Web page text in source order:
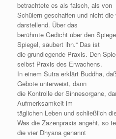
betrachtete es als falsch, als von
Schülern geschaffen und nicht
darstellend. Über das
berühmte Gedicht über den
Spiegel, säubert ihn.“ Das ist
die grundlegende Praxis. Den
selbst Praxis des Erwachens.
In einem Sutra erklärt Buddha,
Gebote unterweist, dann
die Kontrolle der Sinnesorgane,
Aufmerksamkeit im
täglichen Leben und schließlich
Was die Zazenpraxis angeht, so
die vier Dhyana genannt